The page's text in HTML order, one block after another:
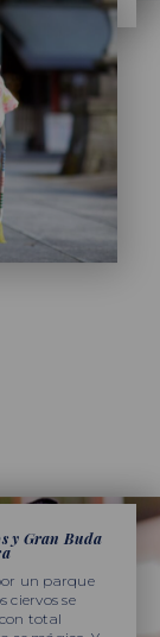
y Gran Buda
un parque
ciervos se
total